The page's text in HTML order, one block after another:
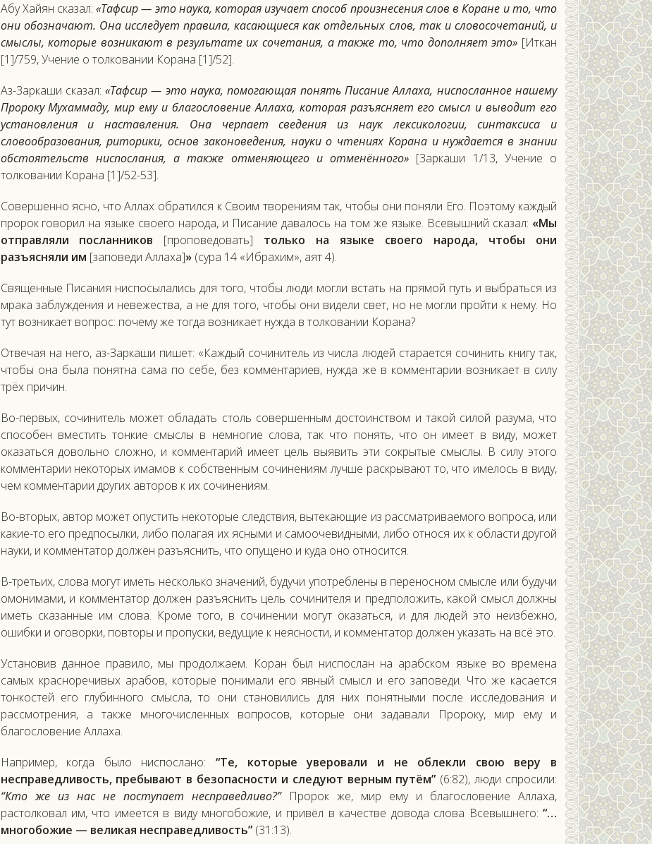
Абу Хайян сказал:«Тафсир — это наука, которая изучает способ произнесения слов в Коране и то, что
они обозначают. Она исследует правила, касающиеся как отдельных слов, так и словосочетаний, и
смыслы, которые возникают в результате их сочетания, а также то, что дополняет это» [Иткан
[1]/759, Учение о толковании Корана [1]/52].
Аз-Заркаши сказал:«Тафсир — это наука, помогающая понять Писание Аллаха, ниспосланное нашему
Пророку Мухаммаду, мир ему и благословение Аллаха, которая разъясняет его смысл и выводит его
установления и наставления. Она черпает сведения из наук лексикологии, синтаксиса и
словообразования, риторики, основ законоведения, науки о чтениях Корана и нуждается в знании
обстоятельств ниспослания, а также отменяющего и отменённого» [Заркаши 1/13, Учение о
толковании Корана [1]/52-53].
Совершенно ясно, что Аллах обратился к Своим творениям так, чтобы они поняли Его. Поэтому каждый
пророк говорил на языке своего народа, и Писание давалось на том же языке. Всевышний сказал: «Мы
отправляли посланников [проповедовать] только на языке своего народа, чтобы они
разъясняли им [заповеди Аллаха]»(сура 14 «Ибрахим», аят 4).
Священные Писания ниспосылались для того, чтобы люди могли встать на прямой путь и выбраться из
мрака заблуждения и невежества, а не для того, чтобы они видели свет, но не могли пройти к нему. Но
тут возникает вопрос: почему же тогда возникает нужда в толковании Корана?
Отвечая на него, аз-Заркаши пишет: «Каждый сочинитель из числа людей старается сочинить книгу так,
чтобы она была понятна сама по себе, без комментариев, нужда же в комментарии возникает в силу
трёх причин.
Во-первых, сочинитель может обладать столь совершенным достоинством и такой силой разума, что
способен вместить тонкие смыслы в немногие слова, так что понять, что он имеет в виду, может
оказаться довольно сложно, и комментарий имеет цель выявить эти сокрытые смыслы. В силу этого
комментарии некоторых имамов к собственным сочинениям лучше раскрывают то, что имелось в виду,
чем комментарии других авторов к их сочинениям.
Во-вторых, автор может опустить некоторые следствия, вытекающие из рассматриваемого вопроса, или
какие-то его предпосылки, либо полагая их ясными и самоочевидными, либо относя их к области другой
науки, и комментатор должен разъяснить, что опущено и куда оно относится.
В-третьих, слова могут иметь несколько значений, будучи употреблены в переносном смысле или будучи
омонимами, и комментатор должен разъяснить цель сочинителя и предположить, какой смысл должны
иметь сказанные им слова. Кроме того, в сочинении могут оказаться, и для людей это неизбежно,
ошибки и оговорки, повторы и пропуски, ведущие к неясности, и комментатор должен указать на всё это.
Установив данное правило, мы продолжаем. Коран был ниспослан на арабском языке во времена
самых красноречивых арабов, которые понимали его явный смысл и его заповеди. Что же касается
тонкостей его глубинного смысла, то они становились для них понятными после исследования и
рассмотрения, а также многочисленных вопросов, которые они задавали Пророку, мир ему и
благословение Аллаха.
Например, когда было ниспослано: “Те, которые уверовали и не облекли свою веру в
несправедливость, пребывают в безопасности и следуют верным путём” (6:82), люди спросили:
“Кто же из нас не поступает несправедливо?”Пророк же, мир ему и благословение Аллаха,
растолковал им, что имеется в виду многобожие, и привёл в качестве довода слова Всевышнего: “…
многобожие — великая несправедливость”(31:13).